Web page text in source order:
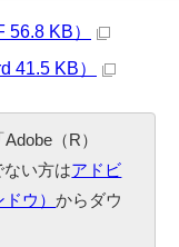
KB）
41.5 KB）
（R）
い方はアドビ
ドウ）からダウ